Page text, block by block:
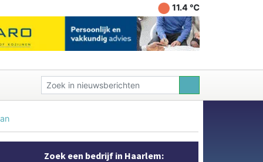
11.4 ℃
Zoek een bedrijf in Haarlem: